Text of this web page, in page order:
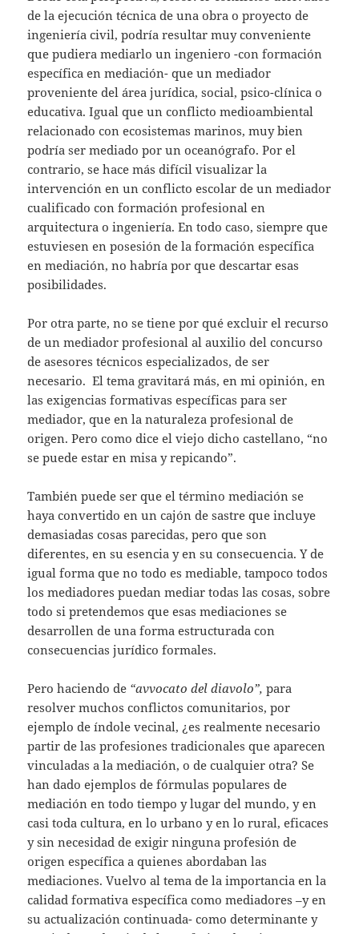
de la ejecución técnica de una obra o proyecto de
ingeniería civil, podría resultar muy conveniente
que pudiera mediarlo un ingeniero -con formación
específica en mediación- que un mediador
proveniente del área jurídica, social, psico-clínica o
educativa. Igual que un conflicto medioambiental
relacionado con ecosistemas marinos, muy bien
podría ser mediado por un oceanógrafo. Por el
contrario, se hace más difícil visualizar la
intervención en un conflicto escolar de un mediador
cualificado con formación profesional en
arquitectura o ingeniería. En todo caso, siempre que
estuviesen en posesión de la formación específica
en mediación, no habría por que descartar esas
posibilidades.
Por otra parte, no se tiene por qué excluir el recurso
de un mediador profesional al auxilio del concurso
de asesores técnicos especializados, de ser
necesario. El tema gravitará más, en mi opinión, en
las exigencias formativas específicas para ser
mediador, que en la naturaleza profesional de
origen. Pero como dice el viejo dicho castellano, “no
se puede estar en misa y repicando”.
También puede ser que el término mediación se
haya convertido en un cajón de sastre que incluye
demasiadas cosas parecidas, pero que son
diferentes, en su esencia y en su consecuencia. Y de
igual forma que no todo es mediable, tampoco todos
los mediadores puedan mediar todas las cosas, sobre
todo si pretendemos que esas mediaciones se
desarrollen de una forma estructurada con
consecuencias jurídico formales.
Pero haciendo de “avvocato del diavolo”, para
resolver muchos conflictos comunitarios, por
ejemplo de índole vecinal, ¿es realmente necesario
partir de las profesiones tradicionales que aparecen
vinculadas a la mediación, o de cualquier otra? Se
han dado ejemplos de fórmulas populares de
mediación en todo tiempo y lugar del mundo, y en
casi toda cultura, en lo urbano y en lo rural, eficaces
y sin necesidad de exigir ninguna profesión de
origen específica a quienes abordaban las
mediaciones. Vuelvo al tema de la importancia en la
calidad formativa específica como mediadores –y en
su actualización continuada- como determinante y